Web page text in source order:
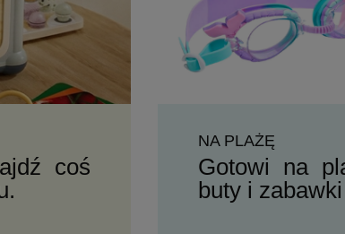
coś
NA PLAŻĘ
Gotowi na
buty i